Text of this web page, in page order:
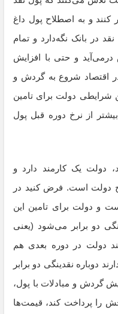
کنند و به اصطلاح پول داغ
در بانک نگه‌دارد و تمام
و حتی با افزایش
اقتصاد شروع به گردش و
دولت برای تامین
از نرخ دوره قبل پول
یک کارمند دارد و
دولت است. فرض کنید در
و دولت برای تامین این
دو برابر می‌شود (یعنی
دولت در دوره بعدی هم
دوباره نقدینگی دو برابر
گردش و مبادلات با پول،
را پرداخت کند، قیمت‌ها